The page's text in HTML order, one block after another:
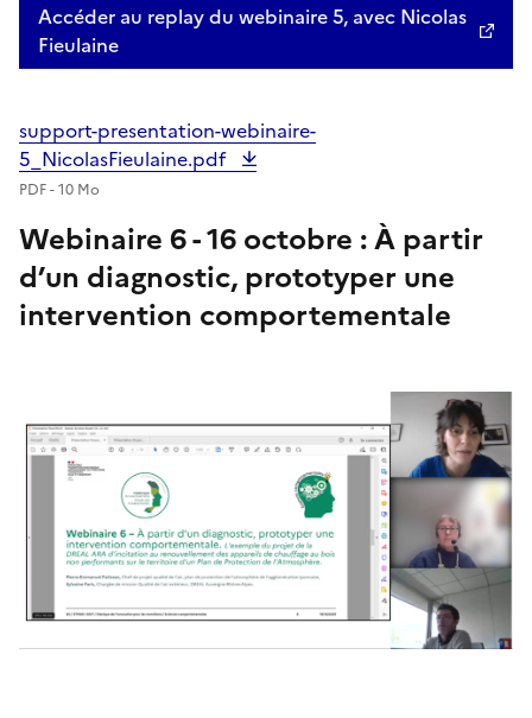
Accéder au replay du webinaire 5, avec Nicolas
Fieulaine
support-presentation-webinaire-
5_NicolasFieulaine.pdf
PDF - 10 Mo
Webinaire 6 - 16 octobre : À partir
d’un diagnostic, prototyper une
intervention comportementale